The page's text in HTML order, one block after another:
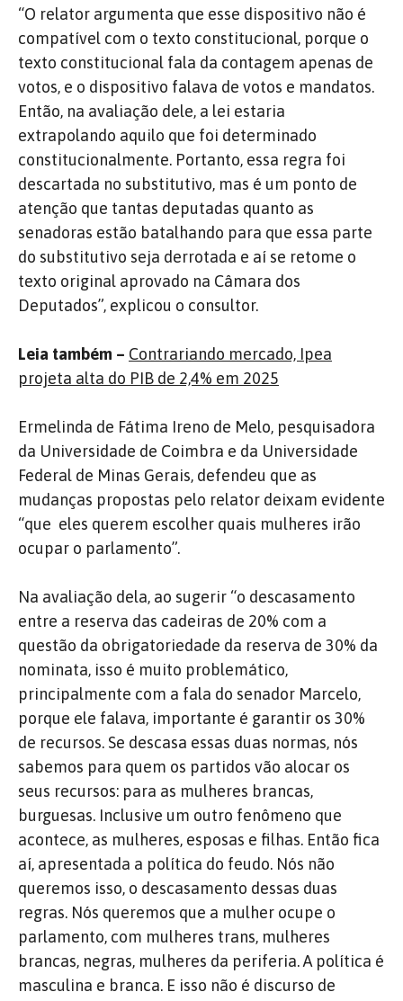
“O relator argumenta que esse dispositivo não é
compatível com o texto constitucional, porque o
texto constitucional fala da contagem apenas de
votos, e o dispositivo falava de votos e mandatos.
Então, na avaliação dele, a lei estaria
extrapolando aquilo que foi determinado
constitucionalmente. Portanto, essa regra foi
descartada no substitutivo, mas é um ponto de
atenção que tantas deputadas quanto as
senadoras estão batalhando para que essa parte
do substitutivo seja derrotada e aí se retome o
texto original aprovado na Câmara dos
Deputados”, explicou o consultor.
Leia também – Contrariando mercado, Ipea
projeta alta do PIB de 2,4% em 2025
Ermelinda de Fátima Ireno de Melo, pesquisadora
da Universidade de Coimbra e da Universidade
Federal de Minas Gerais, defendeu que as
mudanças propostas pelo relator deixam evidente
“que eles querem escolher quais mulheres irão
ocupar o parlamento”.
Na avaliação dela, ao sugerir “o descasamento
entre a reserva das cadeiras de 20% com a
questão da obrigatoriedade da reserva de 30% da
nominata, isso é muito problemático,
principalmente com a fala do senador Marcelo,
porque ele falava, importante é garantir os 30%
de recursos. Se descasa essas duas normas, nós
sabemos para quem os partidos vão alocar os
seus recursos: para as mulheres brancas,
burguesas. Inclusive um outro fenômeno que
acontece, as mulheres, esposas e filhas. Então fica
aí, apresentada a política do feudo. Nós não
queremos isso, o descasamento dessas duas
regras. Nós queremos que a mulher ocupe o
parlamento, com mulheres trans, mulheres
brancas, negras, mulheres da periferia. A política é
masculina e branca. E isso não é discurso de